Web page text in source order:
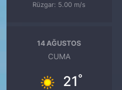
Rüzgar: 5.00 m/s
14 AĞUSTOS
CUMA
21°